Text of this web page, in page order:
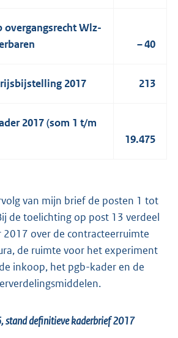
overgangsrecht Wlz-
– 40
2017 213
2017 (som 1 t/m
19.475
van mijn brief de posten 1 tot
de toelichting op post 13 verdeel
2017 over de contracteerruimte
de ruimte voor het experiment
inkoop, het pgb-kader en de
stand definitieve kaderbrief 2017